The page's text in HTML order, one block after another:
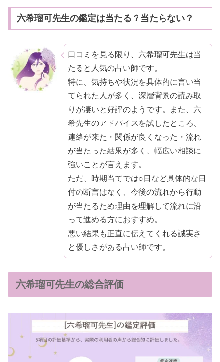
六希瑠可先生の鑑定は当たる？当たらない？
口コミを見る限り、六希瑠可先生は当
たると人気の占い師です。
特に、気持ちや状況を具体的に言い当
てられた人が多く、深層背景の読み取
りが凄いと好評のようです。また、六
希先生のアドバイスを試したところ、
連絡が来た・関係が良くなった・流れ
が当たった結果が多く、幅広い相談に
強いことが言えます。
ただ、時期当てでは○日など具体的な日
付の断言はなく、今後の流れから行動
が当たるため理由を理解して流れに沿
って進める方におすすめ。
悪い結果も正直に伝えてくれる誠実さ
と優しさがある占い師です。
六希瑠可先生の総合評価